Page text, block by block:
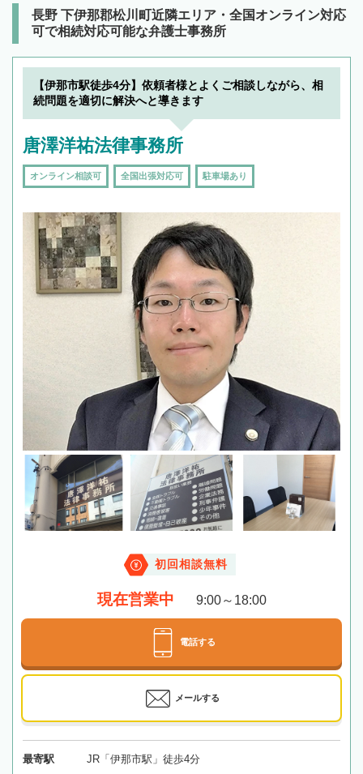
長野 下伊那郡松川町近隣エリア・全国オンライン対応
可で相続対応可能な弁護士事務所
【伊那市駅徒歩4分】依頼者様とよくご相談しながら、相
続問題を適切に解決へと導きます
唐澤洋祐法律事務所
オンライン相談可 全国出張対応可 駐車場あり
初回相談無料
現在営業中 9:00～18:00
電話する
メールする
最寄駅 JR「伊那市駅」徒歩4分